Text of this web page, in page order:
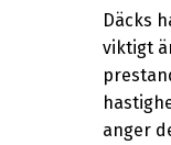
Däcks
viktigt
anger